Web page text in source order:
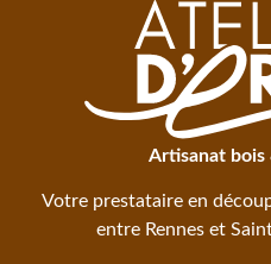
Artisanat bois
Votre prestataire en
entre Rennes et